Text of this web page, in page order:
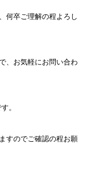
何卒ご理解の程よろし
、お気軽にお問い合わ
。
すのでご確認の程お願